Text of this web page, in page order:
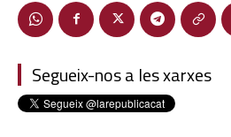
Segueix-nos a les xarxes